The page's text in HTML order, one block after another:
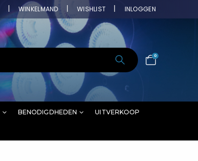
WINKELMAND WISHLIST INLOGGEN
0
BENODIGDHEDEN UITVERKOOP